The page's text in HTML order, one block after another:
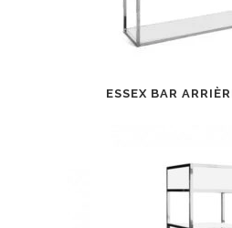
ESSEX BAR